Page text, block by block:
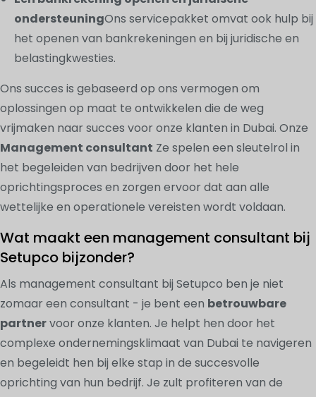
ondersteuningOns servicepakket omvat ook hulp bij
het openen van bankrekeningen en bij juridische en
belastingkwesties.
Ons succes is gebaseerd op ons vermogen om
oplossingen op maat te ontwikkelen die de weg
vrijmaken naar succes voor onze klanten in Dubai. Onze
Management consultant Ze spelen een sleutelrol in
het begeleiden van bedrijven door het hele
oprichtingsproces en zorgen ervoor dat aan alle
wettelijke en operationele vereisten wordt voldaan.
Wat maakt een management consultant bij
Setupco bijzonder?
Als management consultant bij Setupco ben je niet
zomaar een consultant - je bent een betrouwbare
partnervoor onze klanten. Je helpt hen door het
complexe ondernemingsklimaat van Dubai te navigeren
en begeleidt hen bij elke stap in de succesvolle
oprichting van hun bedrijf. Je zult profiteren van de